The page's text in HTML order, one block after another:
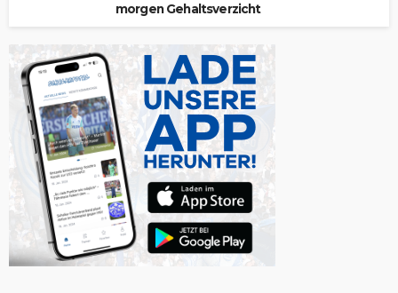
morgen Gehaltsverzicht